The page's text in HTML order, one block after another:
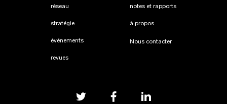
réseau
stratégie
événements
revues
notes et rapports
à propos
Nous contacter